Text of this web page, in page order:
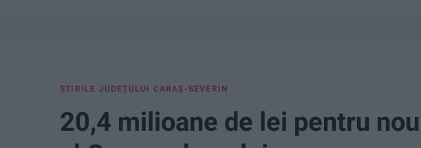
ŞTIRILE JUDEŢULUI CARAŞ-SEVERIN
20,4 milioane de lei pentru